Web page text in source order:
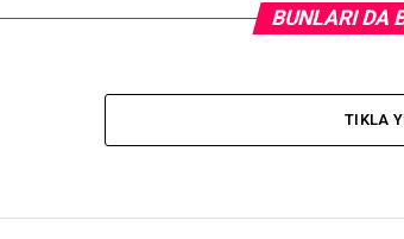
BUNLARI DA
TIKLA